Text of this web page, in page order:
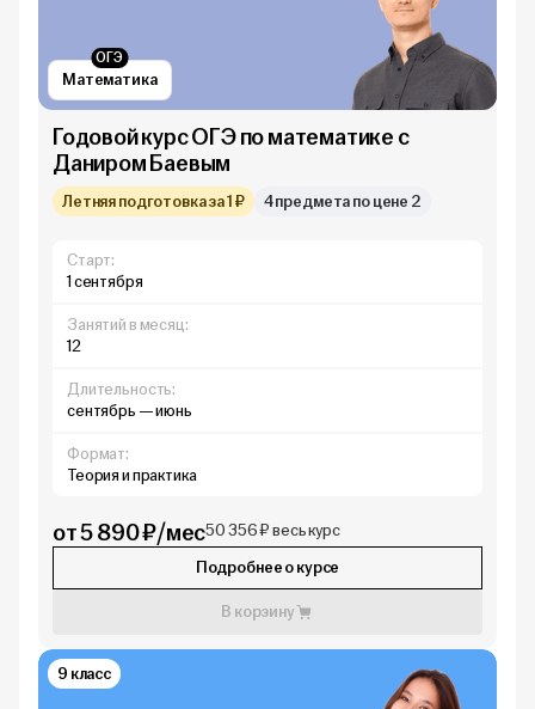
Математика
ОГЭ
Годовой курс ОГЭ по математике с
Даниром Баевым
Летняя подготовка за 1 ₽ 4 предмета по цене 2
Старт:
1 сентября
Занятий в месяц:
12
Длительность:
сентябрь — июнь
Формат:
Теория и практика
от 5 890 ₽/мес50 356 ₽ весь курс
Подробнее о курсе
В корзину
9 класс